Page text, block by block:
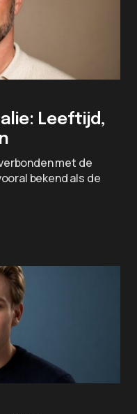
Leeftijd,
met de
bekend als de